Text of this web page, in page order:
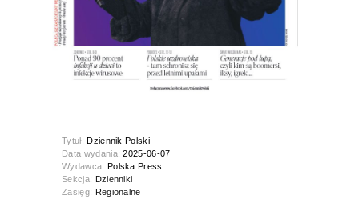
Tytuł: Dziennik Polski
Data wydania:2025-06-07
Wydawca: Polska Press
Sekcja: Dzienniki
Zasięg: Regionalne